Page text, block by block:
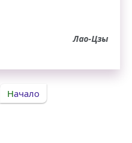
Лао-Цзы
Начало